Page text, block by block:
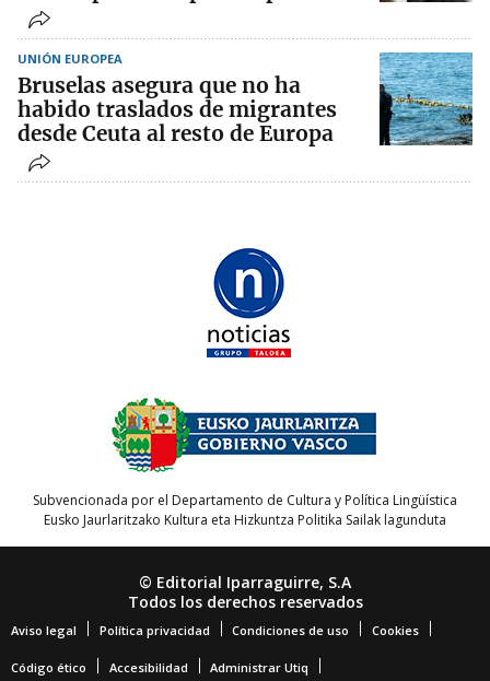
UNIÓN EUROPEA
Bruselas asegura que no ha
habido traslados de migrantes
desde Ceuta al resto de Europa
Subvencionada por el Departamento de Cultura y Política Lingüística
Eusko Jaurlaritzako Kultura eta Hizkuntza Politika Sailak lagunduta
© Editorial Iparraguirre, S.A
Todos los derechos reservados
Aviso legal Política privacidad Condiciones de uso Cookies
Código ético Accesibilidad Administrar Utiq